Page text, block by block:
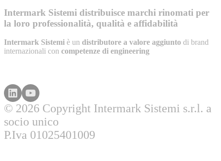
Intermark Sistemi distribuisce marchi rinomati per
la loro professionalità, qualità e affidabilità
Intermark Sistemi è un distributore a valore aggiunto di brand
internazionali con competenze di engineering
© 2026 Copyright Intermark Sistemi s.r.l. a
socio unico
P.Iva 01025401009